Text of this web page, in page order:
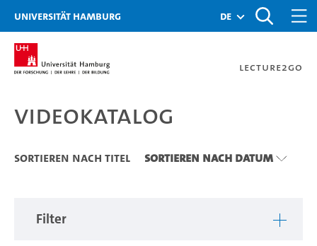
Zu den Filtern
Zur Metanavigation
Zur Hauptnavigation
Zur Suche
Zum Inhalt
Zum Seitenfuss
Universität Hamburg de
Lecture2Go
Videokatalog
Videokatalog
Sortieren nach Titel Sortieren nach Datum
Filter